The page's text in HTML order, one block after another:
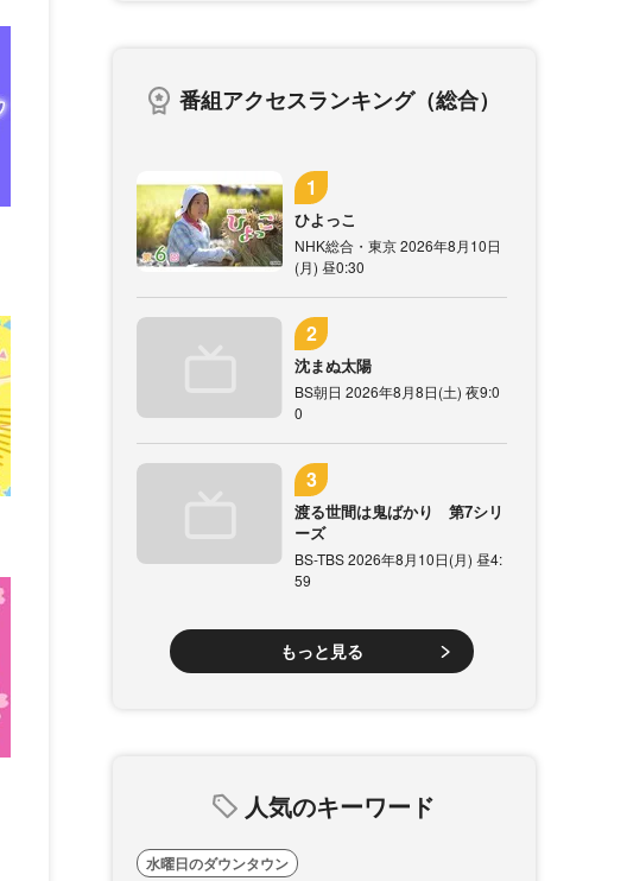
番組アクセスランキング（総合）
ひよっこ
NHK総合・東京 2026年8月10日
(月) 昼0:30
沈まぬ太陽
BS朝日 2026年8月8日(土) 夜9:0
0
渡る世間は鬼ばかり 第7シリ
ーズ
BS-TBS 2026年8月10日(月) 昼4:
59
もっと見る
人気のキーワード
水曜日のダウンタウン